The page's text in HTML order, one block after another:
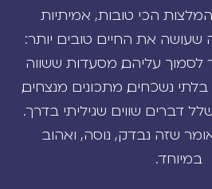
הכי טובות, אמיתיות
שעושה את החיים טובים יותר:
עליהם, מסעדות ששווה
בלתי נשכחים, מתכונים מנצחים,
דברים שווים שגיליתי בדרך.
שזה נבדק, נוסה, ואהוב
במיוחד.